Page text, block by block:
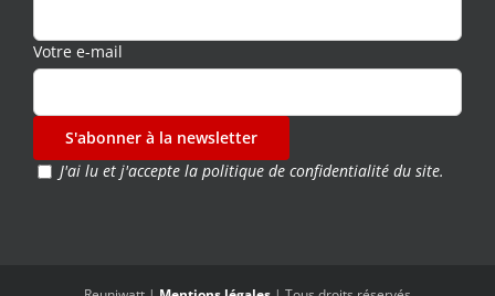
Votre e-mail
J'ai lu et j'accepte la politique de confidentialité du site.